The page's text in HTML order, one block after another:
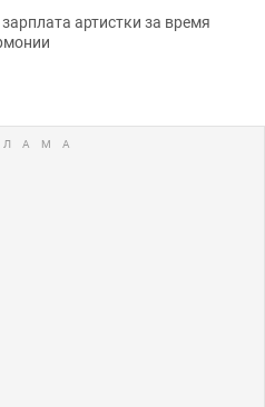
артистки за время